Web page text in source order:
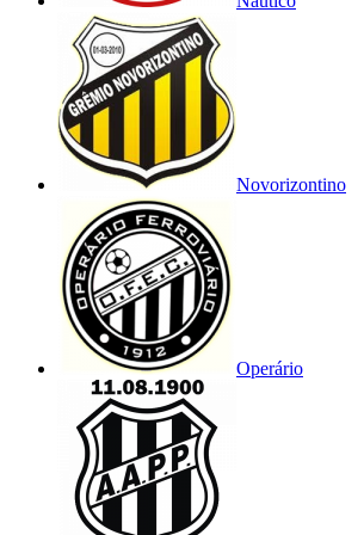
Novorizontino
Operário